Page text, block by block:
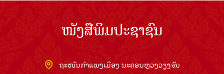
ໜັງສືພິມປະຊາຊົນ
ຖະໜົນກຳແພງເມືອງ ນະຄອນຫຼວງວຽງຈັນ